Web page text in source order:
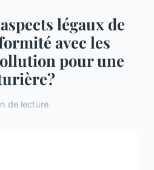
légaux de
avec les
pour une
de lecture